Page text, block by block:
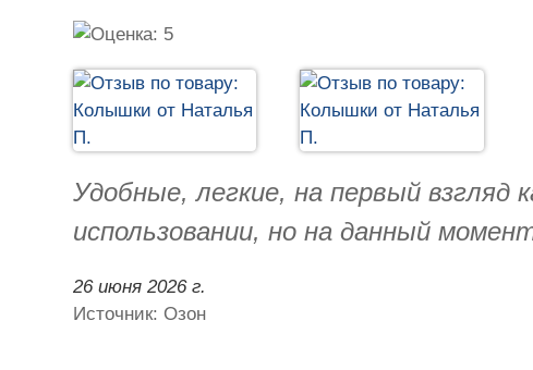
Удобные, легкие, на первый
использовании, но на данный
26 июня 2026 г.
Источник: Озон